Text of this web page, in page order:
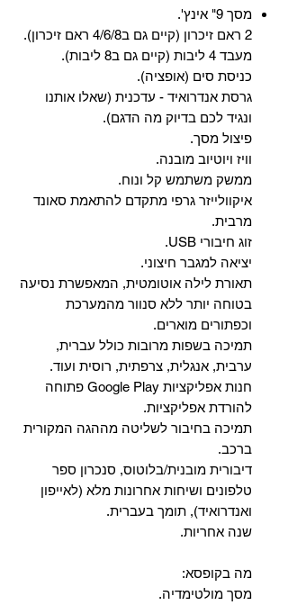
מסך 9" אינץ'.
2 ראם זיכרון (קיים גם ב4/6/8 ראם זיכרון).
מעבד 4 ליבות (קיים גם ב8 ליבות).
כניסת סים (אופציה).
גרסת אנדרואיד - עדכנית (שאלו אותנו
ונגיד לכם בדיוק מה הדגם).
פיצול מסך.
וויז ויוטיוב מובנה.
ממשק משתמש קל ונוח.
איקוולייזר גרפי מתקדם להתאמת סאונד
מרבית.
זוג חיבורי USB.
יציאה למגבר חיצוני.
תאורת לילה אוטומטית, המאפשרת נסיעה
בטוחה יותר ללא סנוור מהמערכת
וכפתורים מוארים.
תמיכה בשפות מרובות כולל עברית,
ערבית, אנגלית, צרפתית, רוסית ועוד.
‏חנות אפליקציות Google Play פתוחה
להורדת אפליקציות.
‏תמיכה בחיבור לשליטה מההגה המקורית
ברכב.
‏דיבורית מובנית/בלוטוס, ‏סנכרון ספר
טלפונים ושיחות אחרונות מלא (לאייפון
ואנדרואיד), תומך בעברית.
שנה אחריות.
מה בקופסא:
מסך מולטימדיה.